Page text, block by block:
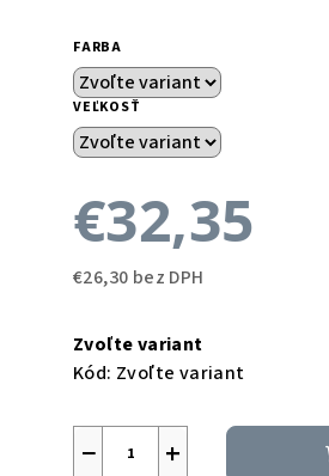
FARBA
VEĽKOSŤ
€32,35
€26,30 bez DPH
cena:
Zvoľte variant
Kód: Zvoľte variant
+
−